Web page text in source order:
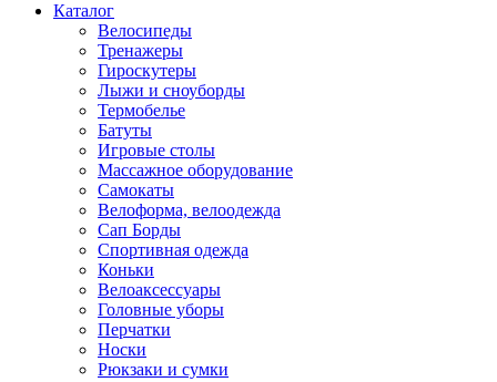
Каталог
Велосипеды
Тренажеры
Гироскутеры
Лыжи и сноуборды
Термобелье
Батуты
Игровые столы
Массажное оборудование
Самокаты
Велоформа, велоодежда
Сап Борды
Спортивная одежда
Коньки
Велоаксессуары
Головные уборы
Перчатки
Носки
Рюкзаки и сумки